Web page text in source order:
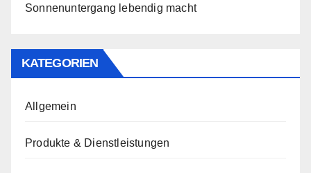
Sonnenuntergang lebendig macht
KATEGORIEN
Allgemein
Produkte & Dienstleistungen